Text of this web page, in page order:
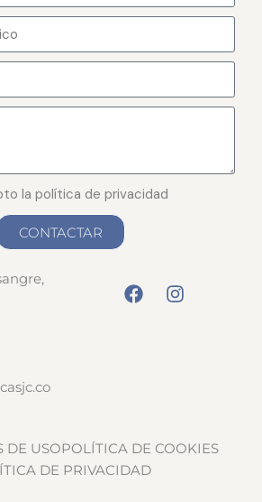
la política de privacidad
CONTACTAR
DE USOPOLÍTICA DE COOKIES
DE PRIVACIDAD